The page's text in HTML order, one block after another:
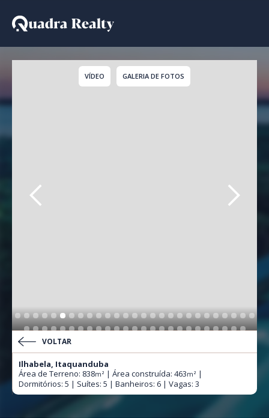
Casa De Condomínio a
VÍDEO GALERIA DE FOTOS
VOLTAR
Ilhabela, Itaquanduba
Área de Terreno: 838m² | Área construída: 463m² |
Dormitórios: 5 | Suítes: 5 | Banheiros: 6 | Vagas: 3